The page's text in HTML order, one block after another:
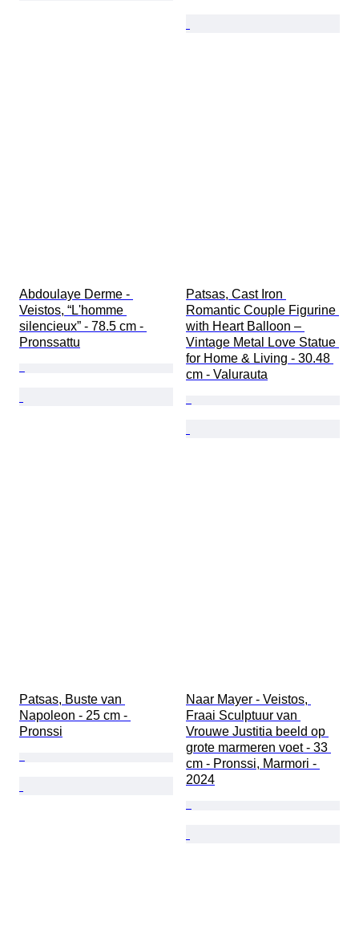
Abdoulaye Derme -
Veistos, “L'homme
silencieux” - 78.5 cm -
Pronssattu
Patsas, Cast Iron
Romantic Couple Figurine
with Heart Balloon –
Vintage Metal Love Statue
for Home & Living - 30.48
cm - Valurauta
Patsas, Buste van
Napoleon - 25 cm -
Pronssi
Naar Mayer - Veistos,
Fraai Sculptuur van
Vrouwe Justitia beeld op
grote marmeren voet - 33
cm - Pronssi, Marmori -
2024